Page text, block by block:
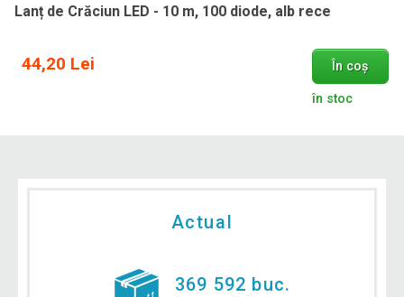
Lanț de Crăciun LED - 10 m, 100 diode, alb rece
44,20 Lei În coș
în stoc
Actual
369 592 buc.